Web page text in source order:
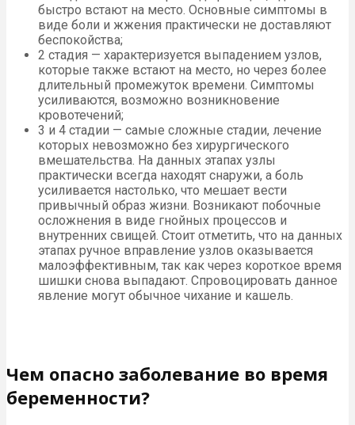
быстро встают на место. Основные симптомы в
виде боли и жжения практически не доставляют
беспокойства;
2 стадия — характеризуется выпадением узлов,
которые также встают на место, но через более
длительный промежуток времени. Симптомы
усиливаются, возможно возникновение
кровотечений;
3 и 4 стадии — самые сложные стадии, лечение
которых невозможно без хирургического
вмешательства. На данных этапах узлы
практически всегда находят снаружи, а боль
усиливается настолько, что мешает вести
привычный образ жизни. Возникают побочные
осложнения в виде гнойных процессов и
внутренних свищей. Стоит отметить, что на данных
этапах ручное вправление узлов оказывается
малоэффективным, так как через короткое время
шишки снова выпадают. Спровоцировать данное
явление могут обычное чихание и кашель.
Чем опасно заболевание во время
беременности?